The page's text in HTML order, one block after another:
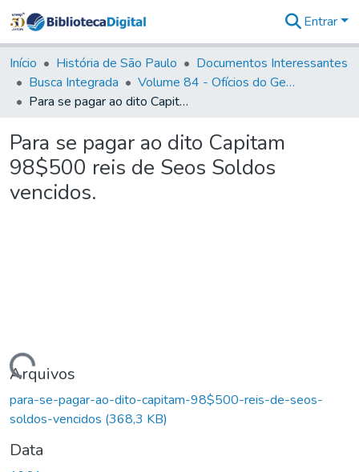
&
Coleções
Tudo na
Biblioteca
Estatísticas
Entrar
Início História de São Paulo
Documentos Interessantes
Busca Integrada
Volume 84 - Ofícios do General Martins Lopes de Saldanha (Governador da Capitania): 1782- 1786
Para se pagar ao dito Capitam 98$500 reis de Seos Soldos vencidos.
Para se pagar ao dito Capitam
98$500 reis de Seos Soldos
vencidos.
Carregando...
Arquivos
para-se-pagar-ao-dito-capitam-98$500-reis-de-seos-
soldos-vencidos (368,3 KB)
Data